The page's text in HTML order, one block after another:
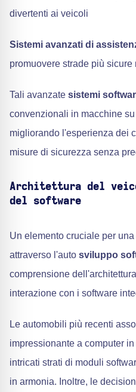
divertenti ai veicoli
Sistemi avanzati di
promuovere strade più
Tali avanzate sistemi
convenzionali in macchine
migliorando l'esperienza dei
misure di sicurezza senza
Architettura del
del software
Un elemento cruciale per
attraverso l'auto sviluppo
comprensione
interazione con i software
Le automobili più recenti
impressionante a computer
intricati strati di moduli
in armonia. Inoltre, le